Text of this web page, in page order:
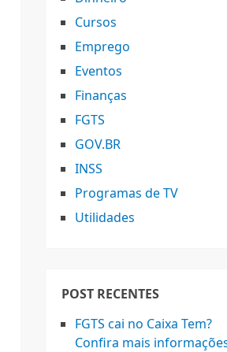
Cursos
Emprego
Eventos
Finanças
FGTS
GOV.BR
INSS
Programas de TV
Utilidades
POST RECENTES
FGTS cai no Caixa Tem?
Confira mais